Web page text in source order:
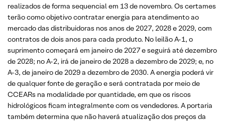
realizados de forma sequencial em 13 de novembro. Os certames
terão como objetivo contratar energia para atendimento ao
mercado das distribuidoras nos anos de 2027, 2028 e 2029, com
contratos de dois anos para cada produto. No leilão A-1, o
suprimento começará em janeiro de 2027 e seguirá até dezembro
de 2028; no A-2, irá de janeiro de 2028 a dezembro de 2029; e, no
A-3, de janeiro de 2029 a dezembro de 2030. A energia poderá vir
de qualquer fonte de geração e será contratada por meio de
CCEARs na modalidade por quantidade, em que os riscos
hidrológicos ficam integralmente com os vendedores. A portaria
também determina que não haverá atualização dos preços da